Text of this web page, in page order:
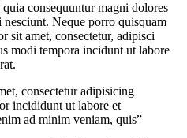
consequuntur magni dolores
Neque porro quisquam
sit amet, consectetur, adipisci
modi tempora incidunt ut labore
consectetur adipisicing
incididunt ut labore et
ad minim veniam, quis”